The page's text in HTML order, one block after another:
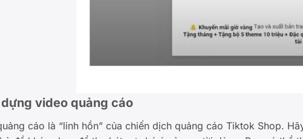
video quảng cáo
cáo là “linh hồn” của chiến dịch quảng cáo Tiktok Shop.